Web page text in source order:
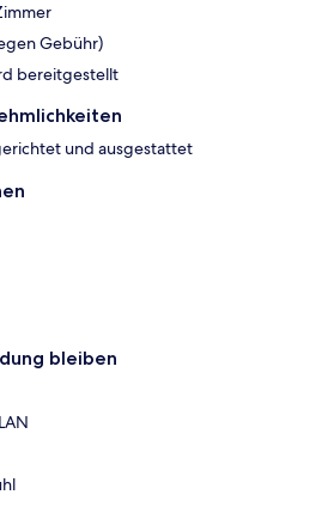
Gebühr)
bereitgestellt
und ausgestattet
bleiben